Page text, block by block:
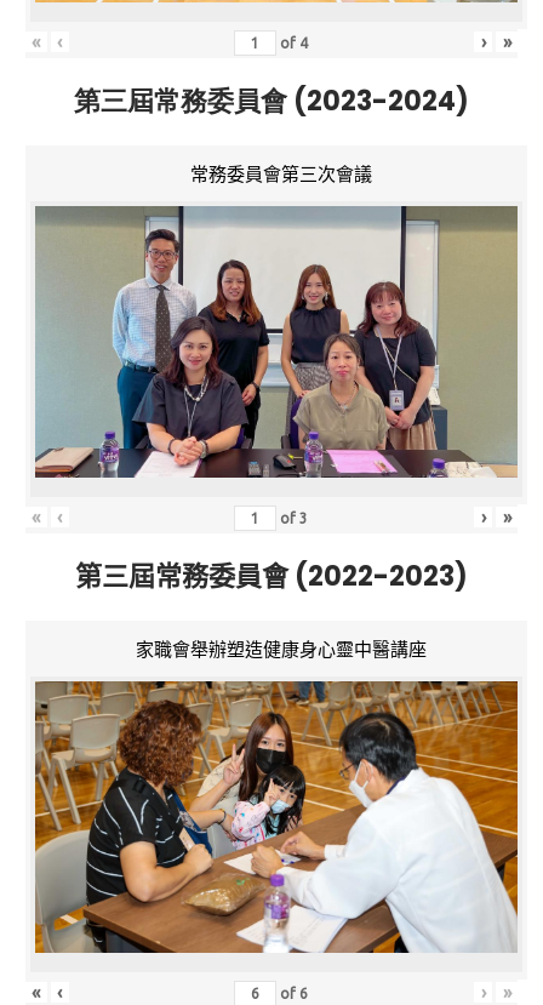
« ‹ of 4 › »
第三屆常務委員會 (2023-2024)
常務委員會第三次會議
« ‹ of3 › »
第三屆常務委員會 (2022-2023)
家職會舉辦塑造健康身心靈中醫講座
« ‹ of 6 › »